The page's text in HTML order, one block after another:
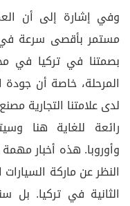
وفي إشارة إلى أن
مستمر بأقصى سرعة في
بصمتنا في تركيا في
المرحلة، خاصة أن
رائعة للغاية هنا
وأوروبا. هذه أخبار
النظر عن ماركة
الثانية في تركيا. بل